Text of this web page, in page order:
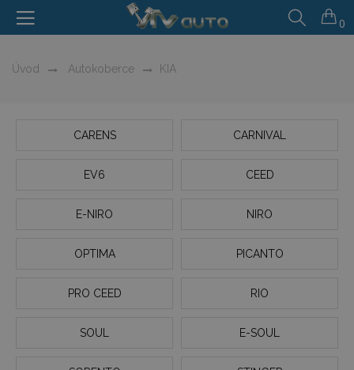
0
Úvod Autokoberce KIA
CARENS CARNIVAL
EV6 CEED
E-NIRO NIRO
OPTIMA PICANTO
PRO CEED RIO
SOUL E-SOUL